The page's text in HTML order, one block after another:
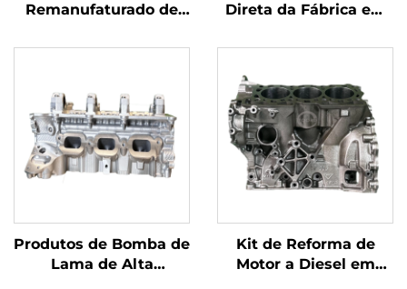
Remanufaturado de
da Fábrica 1.8T
Benz C200 E200 E260
M271.860 Tipo
Combustível Diesel
Direta da Fábrica em
Remanufaturado de 4
Gasolina para
Montagem para
Mercedes-Benz C200
(México)
Produtos de Bomba de
Lama de Alta
Kit de Reforma de
Motor a Diesel em